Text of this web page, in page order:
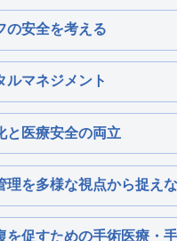
の安全を考える
ルマネジメント
と医療安全の両立
理を多様な視点から捉え
を促すための手術医療・